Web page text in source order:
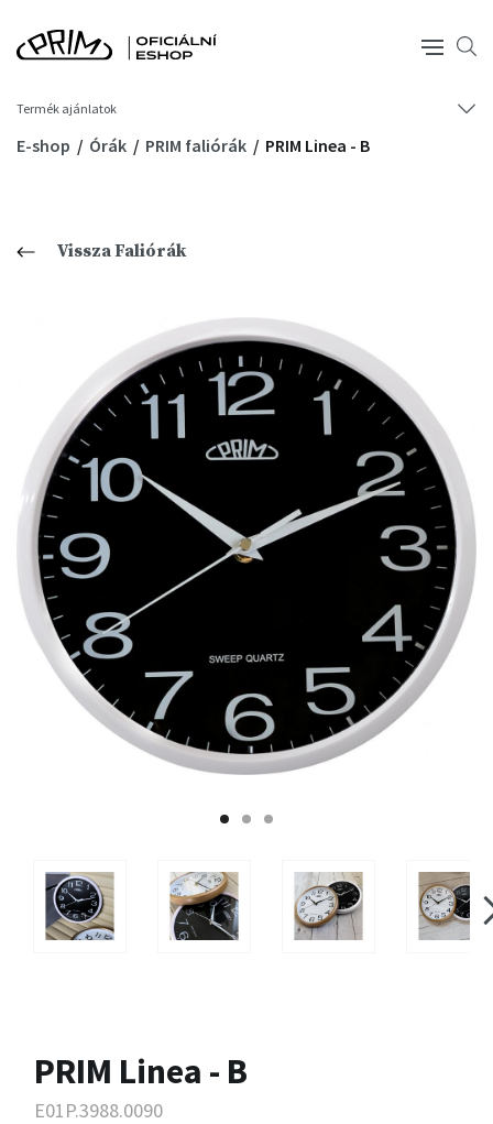
Termék ajánlatok
E-shop Órák PRIM faliórák PRIM Linea - B
Vissza Faliórák
PRIM Linea - B
E01P.3988.0090